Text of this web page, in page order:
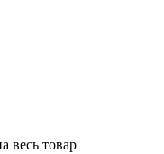
весь товар